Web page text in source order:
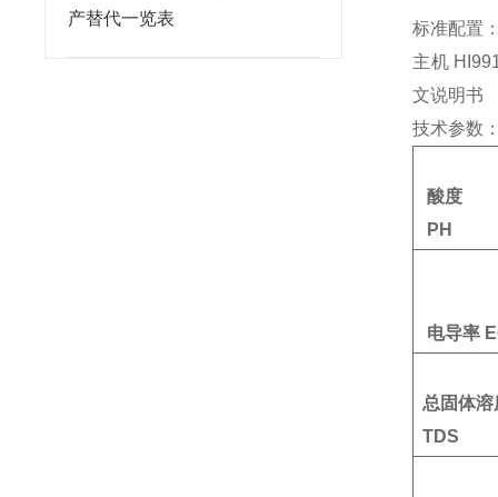
产替代一览表
标准配置
主机
文说明书
技术参数
酸度
PH
电导率
总固体
TDS